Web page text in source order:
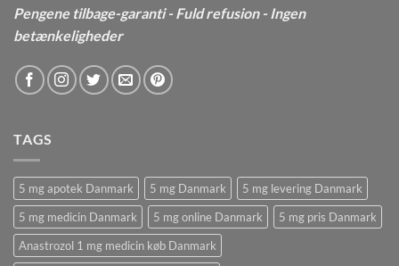
Pengene tilbage-garanti - Fuld refusion - Ingen
betænkeligheder
TAGS
5 mg apotek Danmark 5 mg Danmark
5 mg levering Danmark
5 mg medicin Danmark
5 mg online Danmark
5 mg pris Danmark
Anastrozol 1 mg medicin køb Danmark